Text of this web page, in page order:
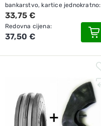
bankarstvo, kartice jednokratno:
33,75 €
Redovna cijena:
37,50 €